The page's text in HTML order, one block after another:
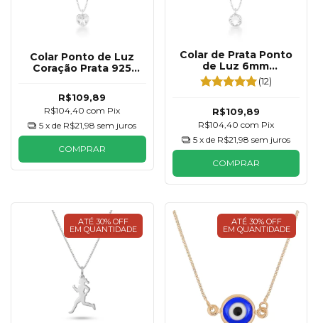
Colar Ponto de Luz
Coração Prata 925
R$109,89
R$104,40com Pix
5 x de R$21,98 sem juros
COMPRAR
Colar de Prata Ponto
de Luz 6mm
Tradicional(12)
R$109,89
R$104,40 com Pix
5 x de R$21,98 sem juros
COMPRAR
ATÉ 30% OFF
EM QUANTIDADE
ATÉ 30% OFF
EM QUANTIDADE